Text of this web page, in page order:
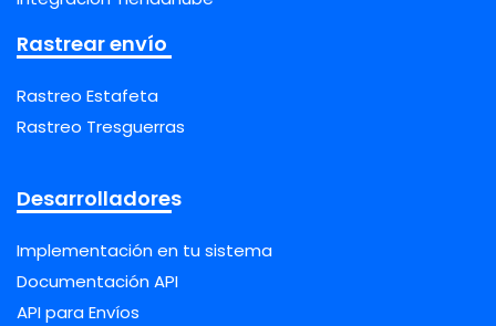
Rastrear envío
Rastreo Estafeta
Rastreo Tresguerras
Desarrolladores
Implementación en tu sistema
Documentación API
API para Envíos